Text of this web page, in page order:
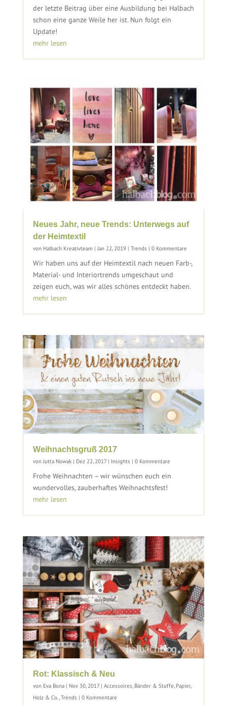
der letzte Beitrag über eine Ausbildung bei Halbach
schon eine ganze Weile her ist. Nun folgt ein
Update!
mehr lesen
Neues Jahr, neue Trends: Unterwegs auf
der Heimtextil
von Halbach Kreativteam| Jan 22, 2019| Trends | 0 Kommentare
Wir haben uns auf der Heimtextil nach neuen Farb-,
Material- und Interiortrends umgeschaut und
zeigen euch, was wir alles schönes entdeckt haben.
mehr lesen
Weihnachtsgruß 2017
vonJutta Nowak| Dez 22, 2017| Insights | 0 Kommentare
Frohe Weihnachten – wir wünschen euch ein
wundervolles, zauberhaftes Weihnachtsfest!
mehr lesen
Rot: Klassisch & Neu
von Eva Bona| Nov 30, 2017| Accessoires, Bänder & Stoffe, Papier,
Holz & Co.,Trends | 0 Kommentare